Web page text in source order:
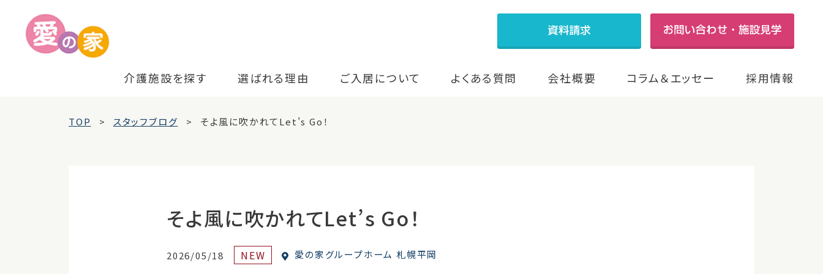
介護施設を探す 選ばれる理由 ご入居について よくある質問 会社概要 コラム＆エッセー 採用情報
TOP スタッフブログ そよ風に吹かれてLet’s Go！
そよ風に吹かれてLet’s Go！
2026/05/18 NEW 愛の家グループホーム 札幌平岡